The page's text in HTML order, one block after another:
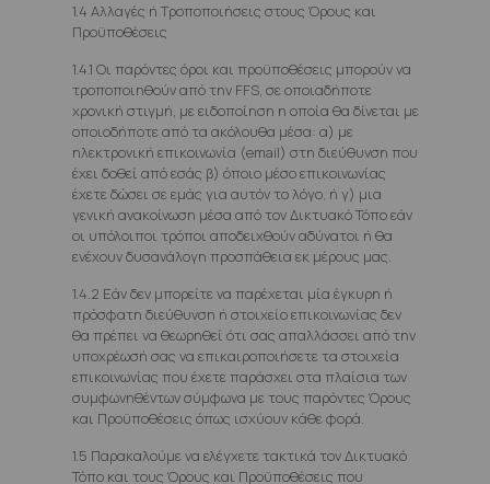
1.4 Αλλαγές ή Τροποποιήσεις στους Όρους και
Προϋποθέσεις
1.4.1 Οι παρόντες όροι και προϋποθέσεις μπορούν να
τροποποιηθούν από την FFS, σε οποιαδήποτε
χρονική στιγμή, με ειδοποίηση η οποία θα δίνεται με
οποιοδήποτε από τα ακόλουθα μέσα: α) με
ηλεκτρονική επικοινωνία (email) στη διεύθυνση που
έχει δοθεί από εσάς β) όποιο μέσο επικοινωνίας
έχετε δώσει σε εμάς για αυτόν το λόγο, ή γ) μια
γενική ανακοίνωση μέσα από τον Δικτυακό Τόπο εάν
οι υπόλοιποι τρόποι αποδειχθούν αδύνατοι ή θα
ενέχουν δυσανάλογη προσπάθεια εκ μέρους μας.
1.4.2 Εάν δεν μπορείτε να παρέχεται μία έγκυρη ή
πρόσφατη διεύθυνση ή στοιχείο επικοινωνίας δεν
θα πρέπει να θεωρηθεί ότι σας απαλλάσσει από την
υποχρέωσή σας να επικαιροποιήσετε τα στοιχεία
επικοινωνίας που έχετε παράσχει στα πλαίσια των
συμφωνηθέντων σύμφωνα με τους παρόντες Όρους
και Προϋποθέσεις όπως ισχύουν κάθε φορά.
1.5 Παρακαλούμε να ελέγχετε τακτικά τον Δικτυακό
Τόπο και τους Όρους και Προϋποθέσεις που